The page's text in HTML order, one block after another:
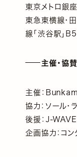
東京メトロ銀
東急東横線・
線「渋谷駅」
主催・協
主催：
協力：ソール
後援：J-WAVE
企画協力：コン